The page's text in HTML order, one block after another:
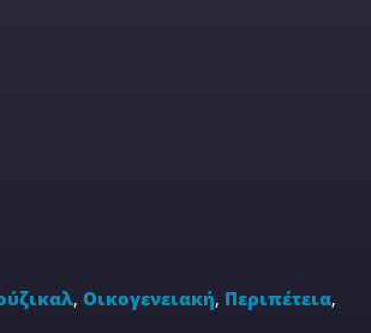
,Οικογενειακή, Περιπέτεια,